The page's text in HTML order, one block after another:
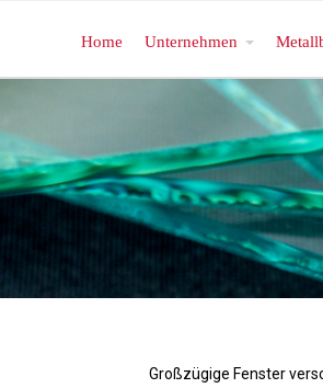
Home Unternehmen
Großzügige Fenster